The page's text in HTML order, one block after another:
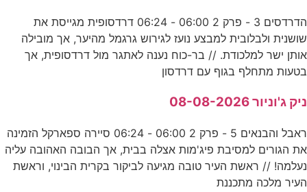
הדרדסים 3 - פרק 2 06:00 - 06:24 דרדסופית מגייסת את
שושנית ולבלובית למבצע נועז לגירוש גרגמל מהיער, אך מובילה
אותן ישר למלכודת. // בר-כוח נענה לאתגר מול דרדסופית, אך
בטעות מתחלף בגוף עם דרדסון
ניק ג'וניור 08-08-2026
ראבל והבנאים 5 - פרק 2 06:00 - 06:24 סיירה ספארקל הזמינה
את הגורים למסיבת פיג'מות אצלה בבית, אך הבובה האהובה עליה
נעלמה! // ראשת העיר טובה מגיעה לביקור בקרית הבינוי, וראשת
העיר מלכה מתכננת